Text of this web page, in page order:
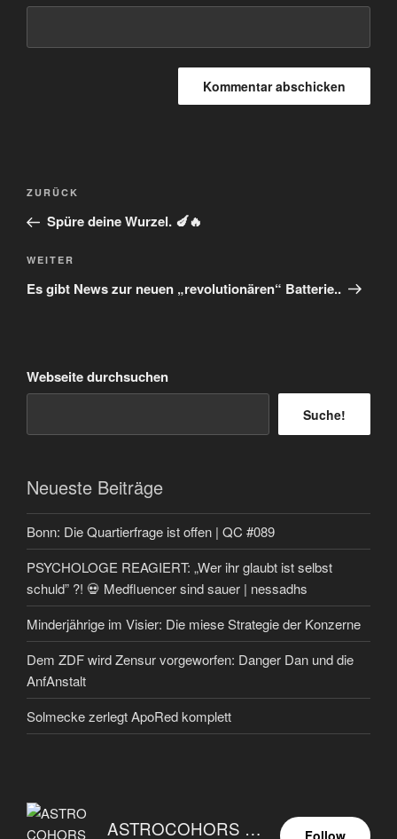
Beitragsnavigation
Vorheriger
Beitrag
ZURÜCK
Spüre deine Wurzel. 🍆🔥
Nächster
Beitrag
WEITER
Es gibt News zur neuen „revolutionären“ Batterie..
Webseite durchsuchen
Suche!
Neueste Beiträge
Bonn: Die Quartierfrage ist offen | QC #089
PSYCHOLOGE REAGIERT: „Wer ihr glaubt ist selbst
schuld” ?! 💀 Medfluencer sind sauer | nessadhs
Minderjährige im Visier: Die miese Strategie der Konzerne
Dem ZDF wird Zensur vorgeworfen: Danger Dan und die
AnfAnstalt
Solmecke zerlegt ApoRed komplett
ASTROCOHORS EUNOIA ULTIMA